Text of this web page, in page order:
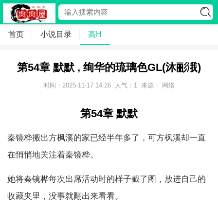
首页 小说目录 高H
第54章 默默 , 绚华的琉璃色GL(沐彨涐)
时间：2025-11-17 14:26 人气： 1 来源： 网络
第54章 默默
秦镜桦搬出方枫溪的家已经半年多了，可方枫溪却一直
在悄悄地关注着秦镜桦。
她将秦镜桦每次出席活动时的样子截了图，放进自己的
收藏夹里，没事就翻出来看看。